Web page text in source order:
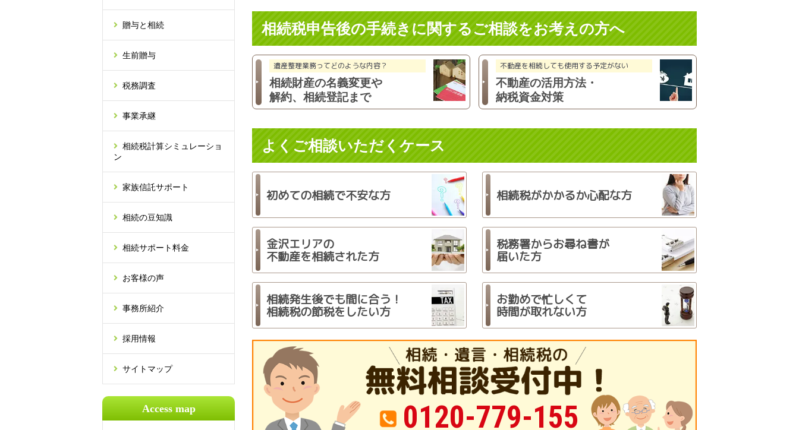
相続税申告後の手続きに関するご相談をお考えの方へ
遺産整理業務ってどのような内容？
相続財産の名義変更や
解約、 相続登記まで
不動産を相続しても使用する予定がない
不動産の活用方法・
納税資金対策
よくご相談いただくケース
初めての相続で不安な方 相続税がかかるか心配な方
金沢エリアの
不動産を相続された方
税務署からお尋ね書が
届いた方
相続発生後でも間に合う！
相続税の節税をしたい方
お勤めで忙しくて
時間が取れない方
0120-779-155
贈与と相続
生前贈与
税務調査
事業承継
相続税計算シミュレーショ
ン
家族信託サポート
相続の豆知識
相続サポート料金
お客様の声
事務所紹介
採用情報
サイトマップ
Access map